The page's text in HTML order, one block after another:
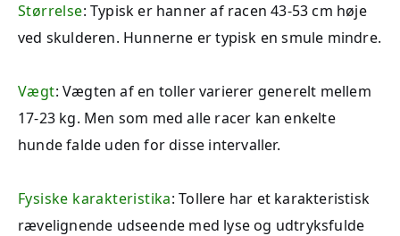
Størrelse: Typisk er hanner af racen 43-53 cm høje
ved skulderen. Hunnerne er typisk en smule mindre.
Vægt: Vægten af en toller varierer generelt mellem
17-23 kg. Men som med alle racer kan enkelte
hunde falde uden for disse intervaller.
Fysiske karakteristika: Tollere har et karakteristisk
rævelignende udseende med lyse og udtryksfulde